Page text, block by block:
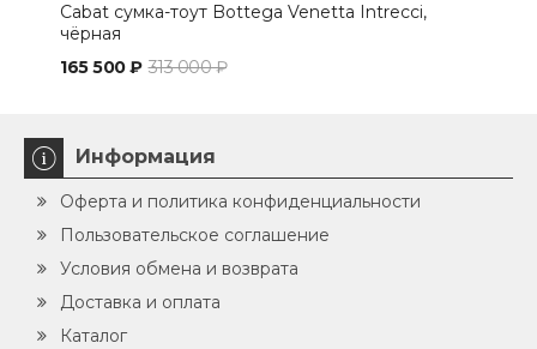
Cabat сумка-тоут Bottega Venetta Intrecci,
чёрная
165 500 ₽ 313 000 ₽
Информация
Оферта и политика конфиденциальности
Пользовательское соглашение
Условия обмена и возврата
Доставка и оплата
Каталог